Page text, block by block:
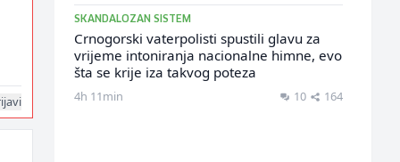
SKANDALOZAN SISTEM
Crnogorski vaterpolisti spustili glavu za
vrijeme intoniranja nacionalne himne, evo
šta se krije iza takvog poteza
4h 11min 10 164